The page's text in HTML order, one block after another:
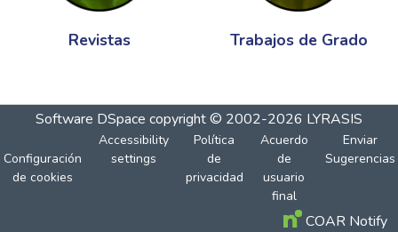
Revistas Trabajos de Grado
Software DSpace copyright © 2002-2026 LYRASIS
Configuración
de cookies
Accessibility
settings
Política
de
privacidad
Acuerdo
de
usuario
final
Enviar
Sugerencias
COAR Notify